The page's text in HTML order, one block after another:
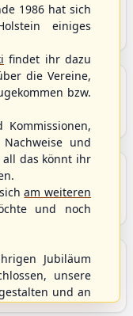
Baseball, Softball
Nachrichten aus
Welt.
Livestreams für
Informationen
1986 hat sich
einiges
findet ihr dazu
die Vereine,
bzw.
Kommissionen,
und
all das könnt ihr
am weiteren
und noch
Jubiläum
unsere
und an